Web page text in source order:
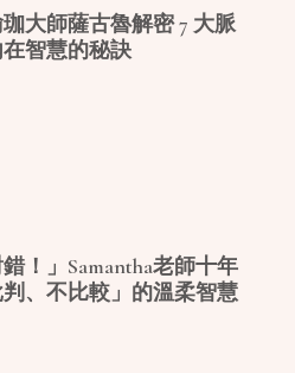
大師薩古魯解密 7 大脈
智慧的秘訣
！」Samantha老師十年
、不比較」的溫柔智慧